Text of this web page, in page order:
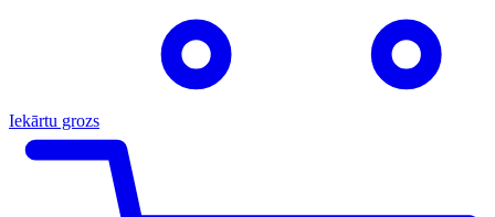
Iekārtu grozs